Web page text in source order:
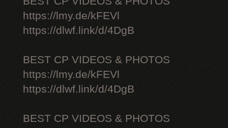
https://lmy.de/kFEVl
https://dlwf.link/d/4DgB
BEST CP VIDEOS & PHOTOS
https://lmy.de/kFEVl
https://dlwf.link/d/4DgB
BEST CP VIDEOS & PHOTOS